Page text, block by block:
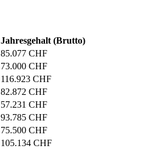
Jahresgehalt (Brutto)
85.077 CHF
73.000 CHF
116.923 CHF
82.872 CHF
57.231 CHF
93.785 CHF
75.500 CHF
105.134 CHF